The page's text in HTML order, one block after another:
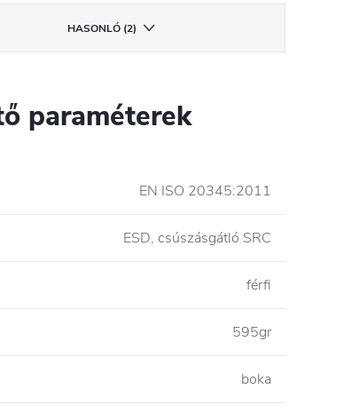
HASONLÓ (2)
paraméterek
EN ISO 20345:2011
ESD, csúszásgátló SRC
férfi
595gr
boka